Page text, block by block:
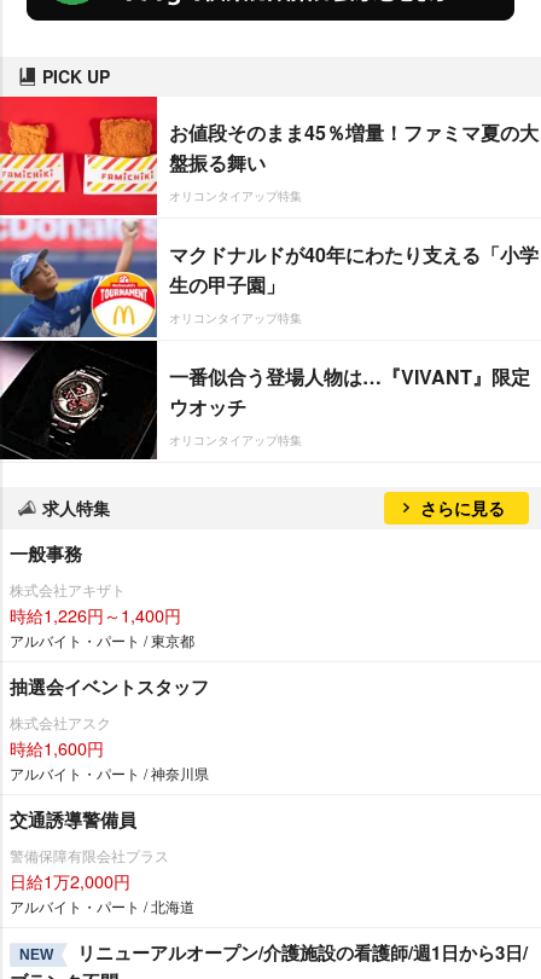
PICK UP
お値段そのまま45％増量！ファミマ夏の大
盤振る舞い
オリコンタイアップ特集
マクドナルドが40年にわたり支える「小学
生の甲子園」
オリコンタイアップ特集
一番似合う登場人物は…『VIVANT』限定
ウオッチ
オリコンタイアップ特集
求人特集 さらに見る
一般事務
株式会社アキザト
時給1,226円～1,400円
アルバイト・パート / 東京都
抽選会イベントスタッフ
株式会社アスク
時給1,600円
アルバイト・パート / 神奈川県
交通誘導警備員
警備保障有限会社プラス
日給1万2,000円
アルバイト・パート / 北海道
NEW
リニューアルオープン/介護施設の看護師/週1日から3日/